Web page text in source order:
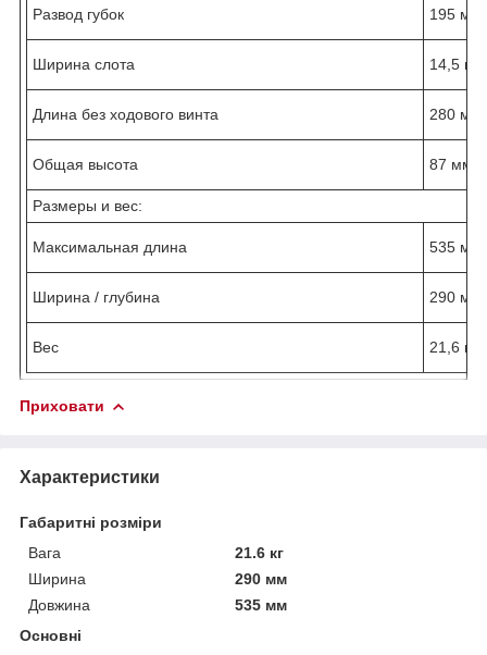
Развод губок 195 мм
Ширина слота 14,5 мм
Длина без ходового винта 280 мм
Общая высота 87 мм
Размеры и вес:
Максимальная длина 535 мм
Ширина / глубина 290 мм
Вес 21,6 кг
Приховати
Характеристики
Габаритні розміри
Вага
21.6 кг
Ширина
290 мм
Довжина
535 мм
Основні